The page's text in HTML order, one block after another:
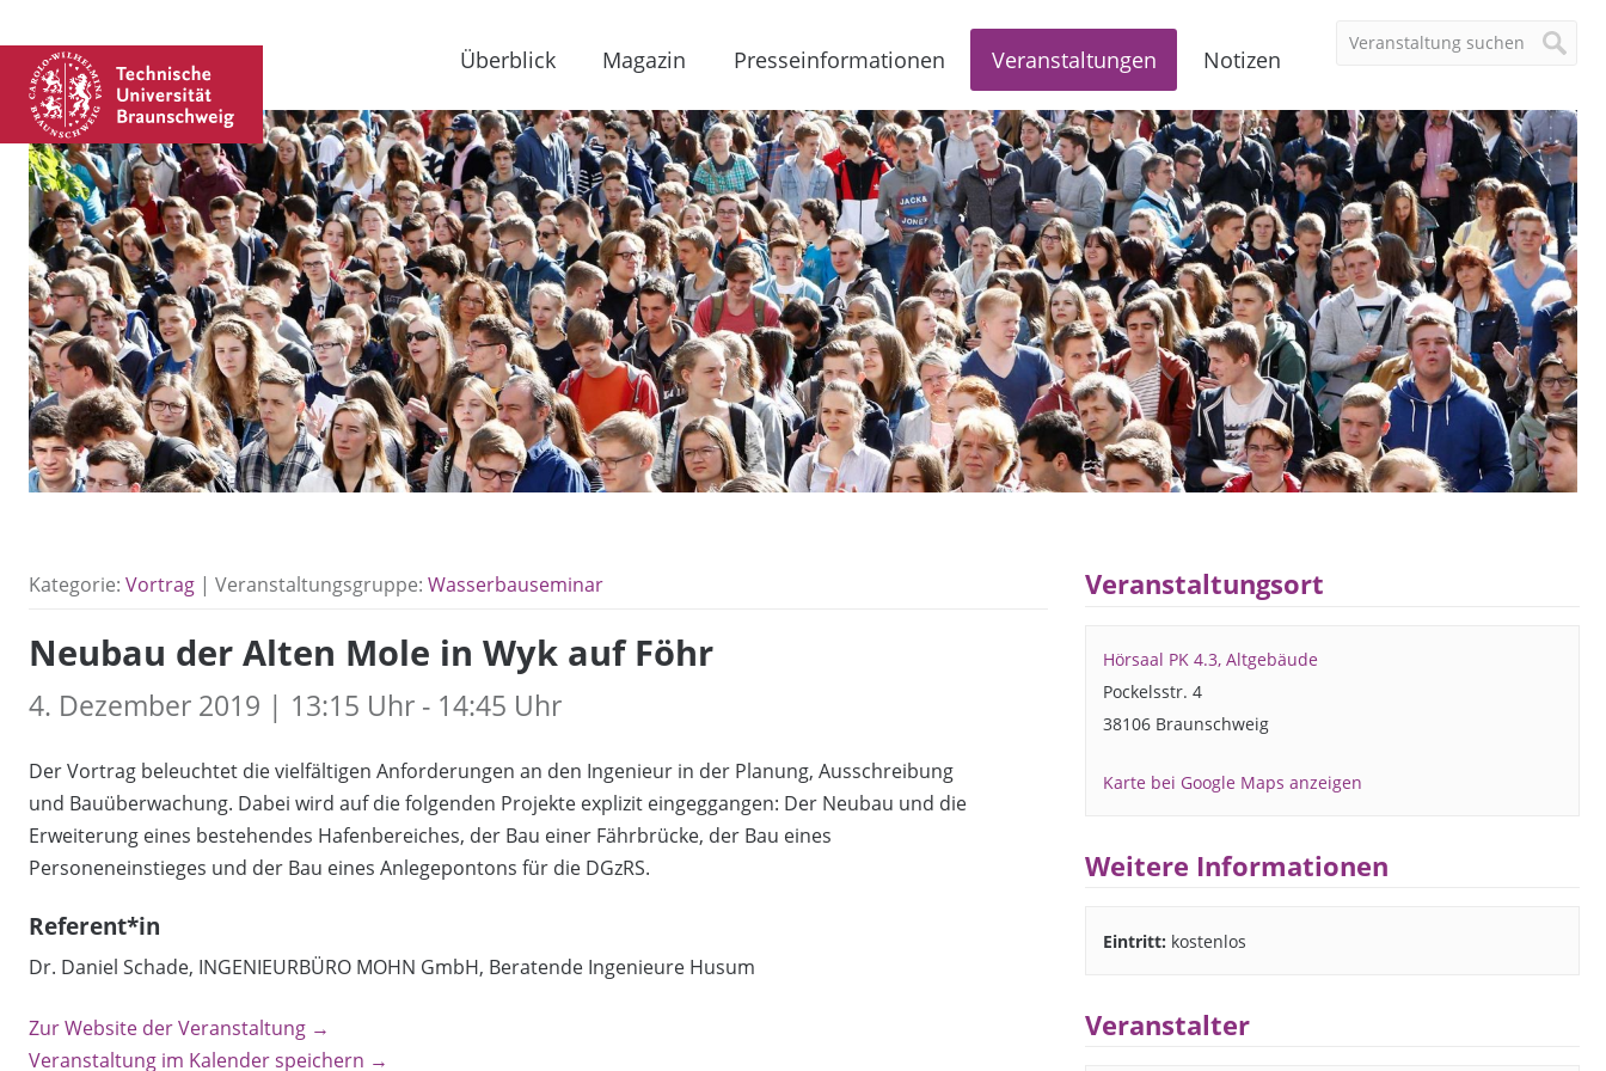
Überblick Magazin Presseinformationen Veranstaltungen Notizen
Kategorie: Vortrag | Veranstaltungsgruppe: Wasserbauseminar
Neubau der Alten Mole in Wyk auf Föhr
4. Dezember 2019 | 13:15 Uhr - 14:45 Uhr
Der Vortrag beleuchtet die vielfältigen Anforderungen an den Ingenieur in der Planung, Ausschreibung
und Bauüberwachung. Dabei wird auf die folgenden Projekte explizit eingeggangen: Der Neubau und die
Erweiterung eines bestehendes Hafenbereiches, der Bau einer Fährbrücke, der Bau eines
Personeneinstieges und der Bau eines Anlegepontons für die DGzRS.
Referent*in
Dr. Daniel Schade, INGENIEURBÜRO MOHN GmbH, Beratende Ingenieure Husum
Zur Website der Veranstaltung →
Veranstaltung im Kalender speichern →
Veranstaltungsort
Hörsaal PK 4.3, Altgebäude
Pockelsstr. 4
38106 Braunschweig
Karte bei Google Maps anzeigen
Weitere Informationen
Eintritt: kostenlos
Veranstalter